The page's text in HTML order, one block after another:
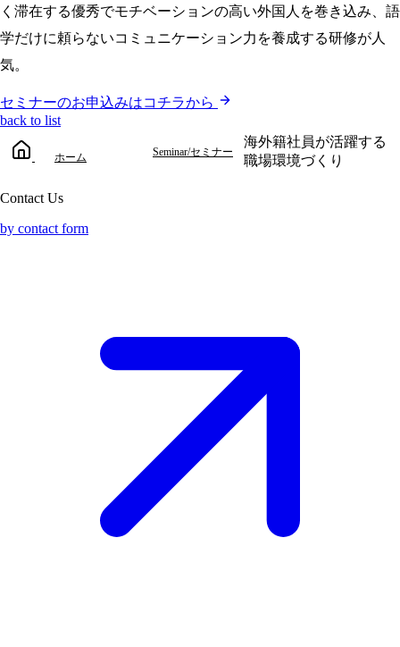
く滞在する優秀でモチベーションの高い外国人を巻き込み、語
学だけに頼らないコミュニケーション力を養成する研修が人
気。
セミナーのお申込みはコチラから
back to list
ホーム Seminar/セミナー
海外籍社員が活躍する
職場環境づくり
Contact Us
by contact form